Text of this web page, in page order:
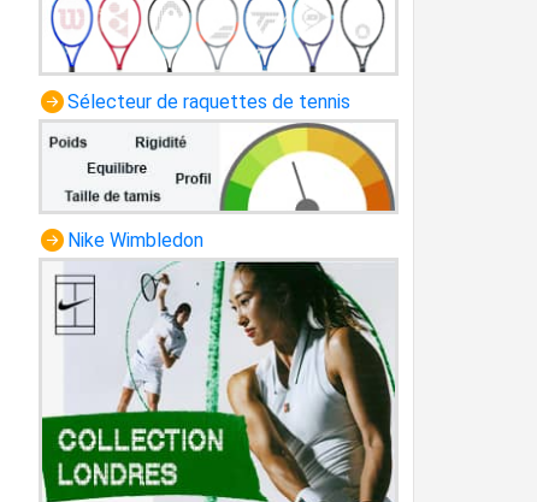
Sélecteur de raquettes de tennis
Nike Wimbledon